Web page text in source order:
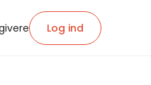
Log ind